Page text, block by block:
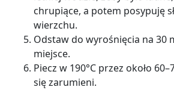
chrupiące, a potem posypuję
wierzchu.
Odstaw do wyrośnięcia na 30
miejsce.
Piecz w 190°C przez około
się zarumieni.